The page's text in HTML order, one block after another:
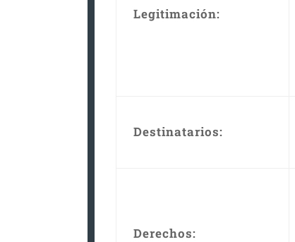
Legitimación:
Destinatarios:
Derechos: